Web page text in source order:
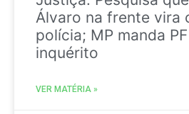
Álvaro na frente vira
polícia; MP manda
inquérito
VER MATÉRIA »